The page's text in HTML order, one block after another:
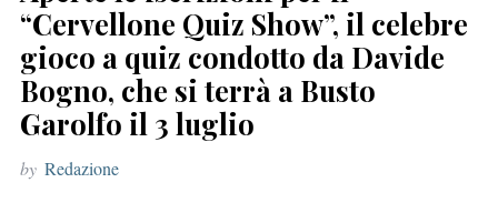
h
o
:
“Cervellone Quiz Show”, il celebre
gioco a quiz condotto da Davide
Bogno, che si terrà a Busto
Garolfo il 3 luglio
by Redazione